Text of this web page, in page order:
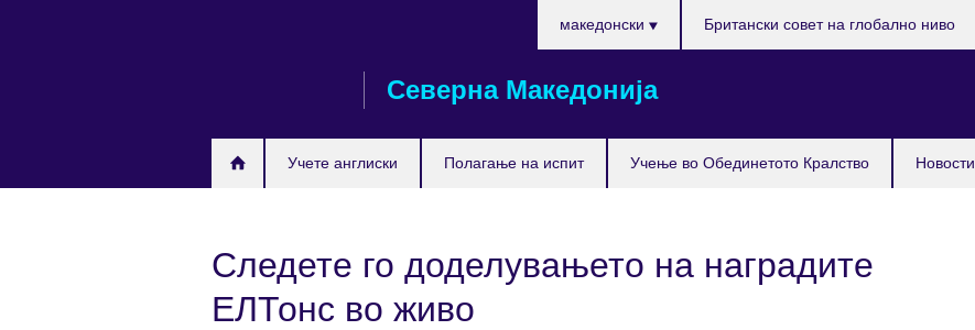
Северна Македонија
Учете англиски Полагање на испит Учење во Обединетото Кралство Новости
јазик
македонски Британски совет на глобално ниво
Следете го доделувањето на наградите
ЕЛТонс во живо